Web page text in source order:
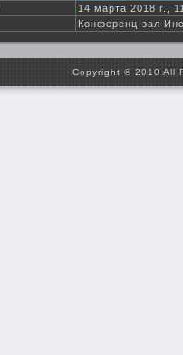
14 марта 2018 г.,
Конференц-зал
Copyright © 2010 All